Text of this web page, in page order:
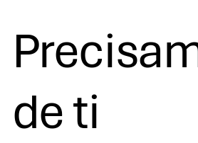
de ti